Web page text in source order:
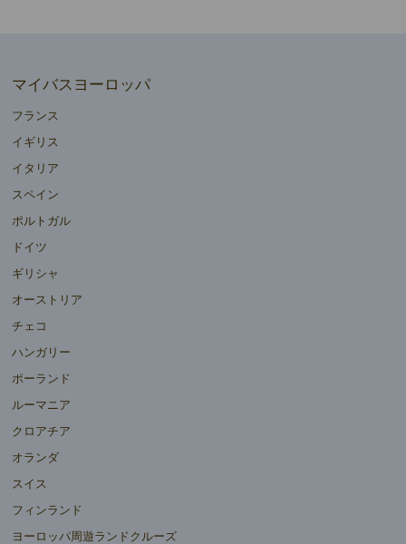
マイバスヨーロッパ
フランス
イギリス
イタリア
スペイン
ポルトガル
ドイツ
ギリシャ
オーストリア
チェコ
ハンガリー
ポーランド
ルーマニア
クロアチア
オランダ
スイス
フィンランド
ヨーロッパ周遊ランドクルーズ